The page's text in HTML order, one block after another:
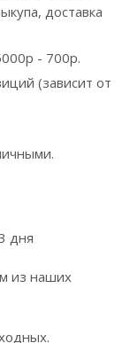
доставка
- 700р.
(зависит от
дня
из наших